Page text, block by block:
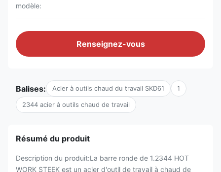
modèle:
Renseignez-vous
Balises: Acier à outils chaud du travail SKD61 1
2344 acier à outils chaud de travail
Résumé du produit
Description du produit:La barre ronde de 1.2344 HOT
WORK STEEK est un acier d'outil de travail à chaud de